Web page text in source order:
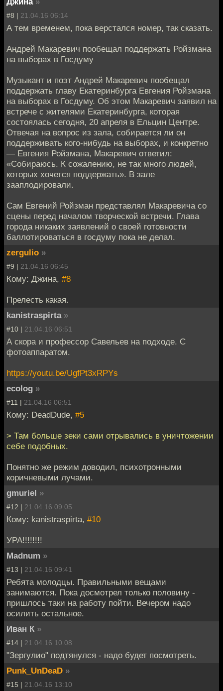
#8 | 21.04.16 06:14
А тем временем, пока верстался номер, так сказать.
Андрей Макаревич пообещал поддержать Ройзмана
на выборах в Госдуму
Музыкант и поэт Андрей Макаревич пообещал
поддержать главу Екатеринбурга Евгения Ройзмана
на выборах в Госдуму. Об этом Макаревич заявил на
встрече с жителями Екатеринбурга, которая
состоялась сегодня, 20 апреля в Ельцин Центре.
Отвечая на вопрос из зала, собирается ли он
поддерживать кого-нибудь на выборах, и конкретно
— Евгения Ройзмана, Макаревич ответил:
«Собираюсь. К сожалению, не так много людей,
которых хочется поддержать». В зале
зааплодировали.
Сам Евгений Ройзман представлял Макаревича со
сцены перед началом творческой встречи. Глава
города никаких заявлений о своей готовности
баллотироваться в госдуму пока не делал.
zergulio »
#9 | 21.04.16 06:45
Кому: Джина, #8
Прелесть какая.
kanistraspirta »
#10 | 21.04.16 06:51
А скора и профессор Савельев на подходе. С
фотоаппаратом.
https://youtu.be/UgfPt3xRPYs
ecolog »
#11 | 21.04.16 06:51
Кому: DeadDude, #5
> Там больше зеки сами отрывались в уничтожении
себе подобных.
Понятно же режим доводил, психотронными
коричневыми лучами.
gmuriel »
#12 | 21.04.16 09:05
Кому: kanistraspirta, #10
УРА!!!!!!!!
Madnum »
#13 | 21.04.16 09:41
Ребята молодцы. Правильными вещами
занимаются. Пока досмотрел только половину -
пришлось таки на работу пойти. Вечером надо
осилить остальное.
Иван К »
#14 | 21.04.16 10:08
"Зергулио" подтянулся - надо будет посмотреть.
Punk_UnDeaD »
#15 | 21.04.16 13:10